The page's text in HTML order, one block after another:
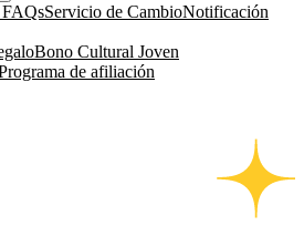
Servicio de CambioNotificación
Bono Cultural Joven
de afiliación